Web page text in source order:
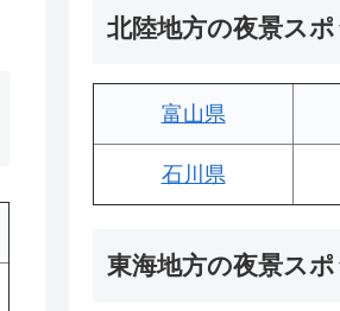
北陸地方の夜景スポ
富山県
石川県
東海地方の夜景スポ